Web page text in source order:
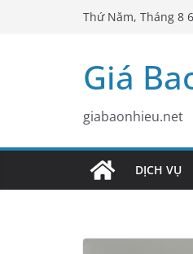
Thứ Năm, Tháng 8
Giá
giabaonhieu.net
DỊCH VỤ